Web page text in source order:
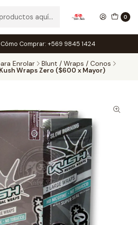
0
Comprar: +569 9845 1424
Enrolar
Blunt / Wraps / Conos
Kush Wraps Zero ($600 x Mayor)